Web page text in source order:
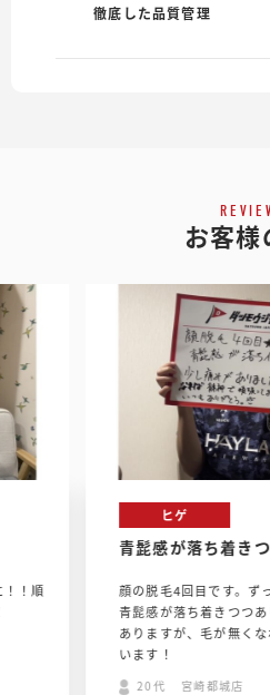
徹底した品質管理
お客様
！順
ヒゲ
青髭感が落ち着き
顔の脱毛4回目です。ず
青髭感が落ち着きつつ
ありますが、毛が無く
います！
20代 宮崎都城店